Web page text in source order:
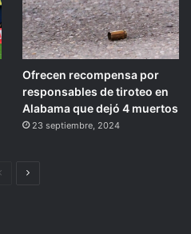
Ofrecen recompensa por
responsables de tiroteo en
Alabama que dejó 4 muertos
23 septiembre, 2024
PáginaSiguiente